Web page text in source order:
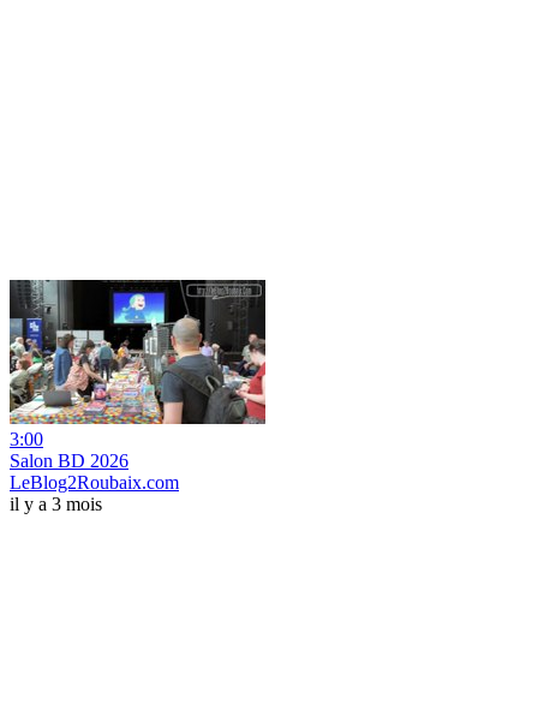
3:00
Salon BD 2026
LeBlog2Roubaix.com
il y a 3 mois